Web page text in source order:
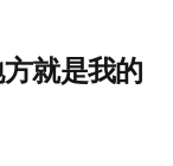
方就是我的